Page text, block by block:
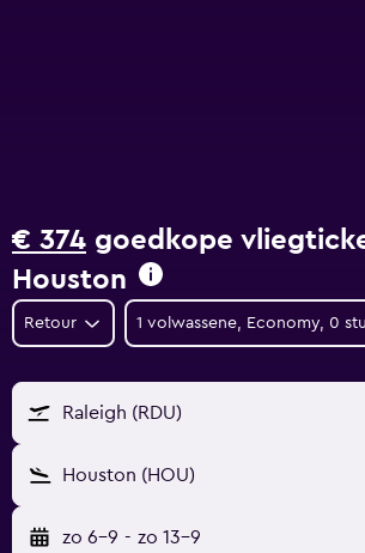
€ 374 goedkope
Houston
Retour 1 volwassene, Economy, 0
Raleigh (RDU)
Houston (HOU)
zo 6-9 - zo 13-9